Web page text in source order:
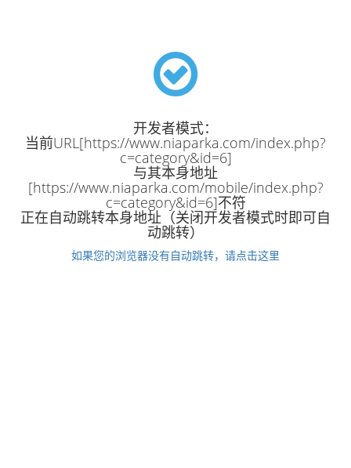
开发者模式：
当前URL[https://www.niaparka.com/index.php?
c=category&id=6]
与其本身地址
[https://www.niaparka.com/mobile/index.php?
c=category&id=6]不符
正在自动跳转本身地址（关闭开发者模式时即可自
动跳转）
如果您的浏览器没有自动跳转，请点击这里